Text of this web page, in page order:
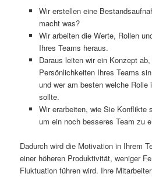
Wir erstellen eine
macht was?
Wir arbeiten die Werte, Rollen
Ihres Teams heraus.
Daraus leiten wir ein Konzept
Persönlichkeiten Ihres Teams
und wer am besten welche Rolle
sollte.
Wir erarbeiten, wie Sie Konflikte
um ein noch besseres Team zu
Dadurch wird die Motivation in Ihrem
einer höheren Produktivität, weniger
Fluktuation führen wird. Ihre